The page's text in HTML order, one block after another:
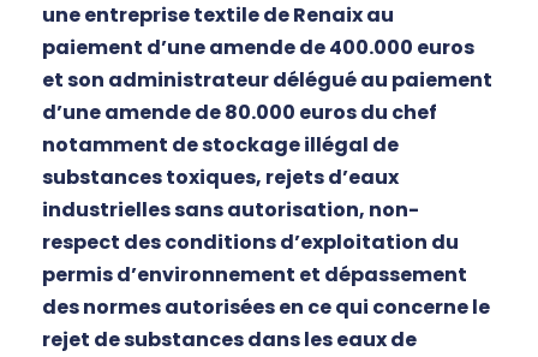
une entreprise textile de Renaix au
paiement d’une amende de 400.000 euros
et son administrateur délégué au paiement
d’une amende de 80.000 euros du chef
notamment de stockage illégal de
substances toxiques, rejets d’eaux
industrielles sans autorisation, non-
respect des conditions d’exploitation du
permis d’environnement et dépassement
des normes autorisées en ce qui concerne le
rejet de substances dans les eaux de